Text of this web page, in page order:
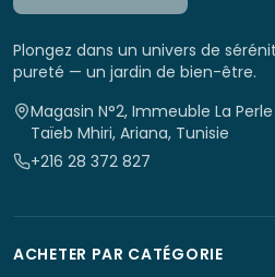
Plongez dans un univers de
pureté — un jardin de bien-être.
Magasin N°2, Immeuble La
Taïeb Mhiri, Ariana, Tunisie
+216 28 372 827
ACHETER PAR CATÉGORIE